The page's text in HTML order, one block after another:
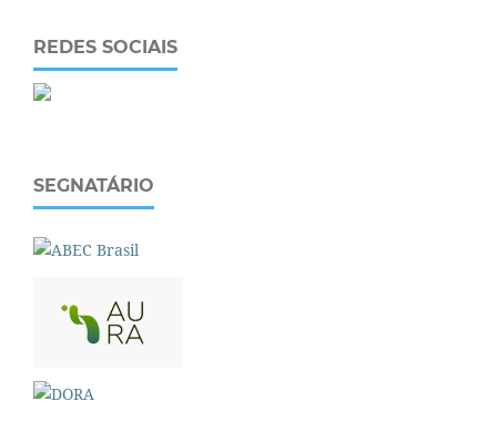
REDES SOCIAIS
SEGNATÁRIO